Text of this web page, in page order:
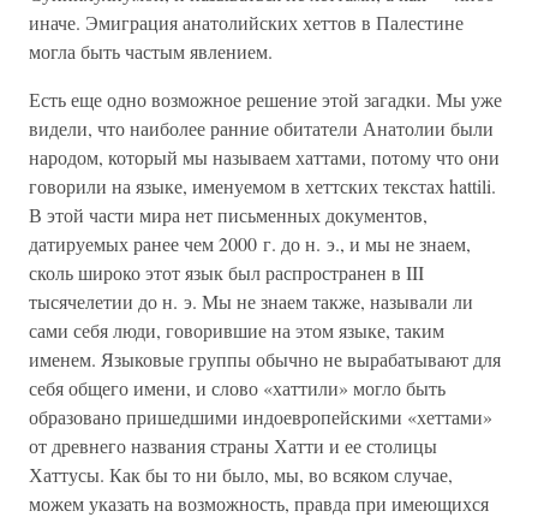
иначе. Эмиграция анатолийских хеттов в Палестине
могла быть частым явлением.
Есть еще одно возможное решение этой загадки. Мы уже
видели, что наиболее ранние обитатели Анатолии были
народом, который мы называем хаттами, потому что они
говорили на языке, именуемом в хеттских текстах hattili.
В этой части мира нет письменных документов,
датируемых ранее чем 2000 г. до н. э., и мы не знаем,
сколь широко этот язык был распространен в III
тысячелетии до н. э. Мы не знаем также, называли ли
сами себя люди, говорившие на этом языке, таким
именем. Языковые группы обычно не вырабатывают для
себя общего имени, и слово «хаттили» могло быть
образовано пришедшими индоевропейскими «хеттами»
от древнего названия страны Хатти и ее столицы
Хаттусы. Как бы то ни было, мы, во всяком случае,
можем указать на возможность, правда при имеющихся